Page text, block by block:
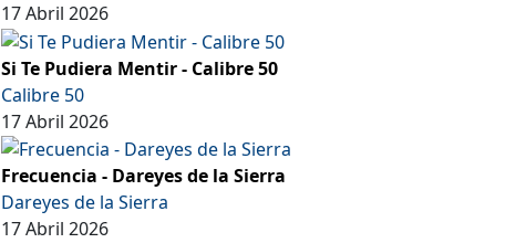
17 Abril 2026
Si Te Pudiera Mentir - Calibre 50
Calibre 50
17 Abril 2026
Frecuencia - Dareyes de la Sierra
Dareyes de la Sierra
17 Abril 2026